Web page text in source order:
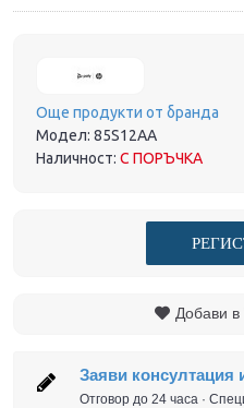
Още продукти от бранда
Модел: 85S12AA
Наличност: С ПОРЪЧКА
Добави
Заяви консултация
Отговор до 24 часа ·